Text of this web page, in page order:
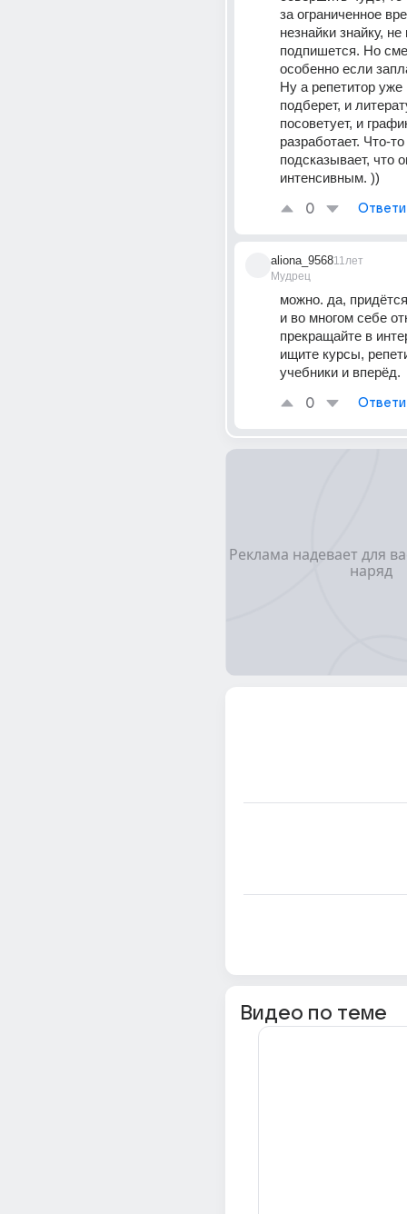
за ограниченное
незнайки знайку,
подпишется. Но
особенно если
Ну а репетитор уже
подберет, и
посоветует, и
разработает. Что-
подсказывает, что
интенсивным. ))
0
aliona_9568
Мудрец
11лет
можно. да,
и во многом себе
прекращайте в
ищите курсы,
учебники и вперёд.
0
Видео по теме